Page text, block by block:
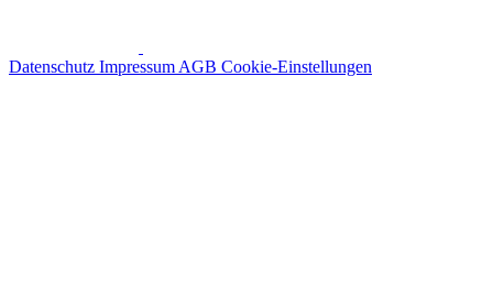
Datenschutz Impressum AGB Cookie-Einstellungen